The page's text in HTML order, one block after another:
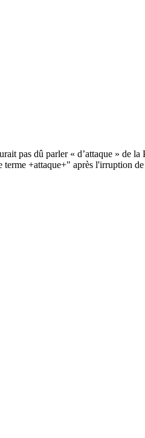
terme +attaque+" après l'irruption